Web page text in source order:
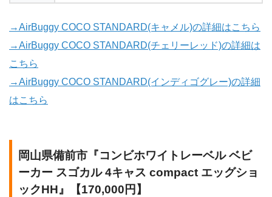
→AirBuggy COCO STANDARD(キャメル)の詳細はこちら
→AirBuggy COCO STANDARD(チェリーレッド)の詳細は
こちら
→AirBuggy COCO STANDARD(インディゴグレー)の詳細
はこちら
岡山県備前市『コンビホワイトレーベル ベビ
ーカー スゴカル 4キャス compact エッグショ
ックHH』【170,000円】